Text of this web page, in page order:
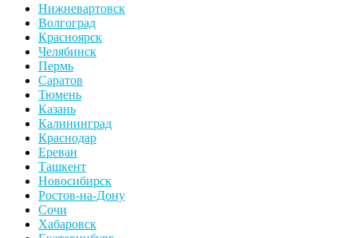
Нижневартовск
Волгоград
Красноярск
Челябинск
Пермь
Саратов
Тюмень
Казань
Калининград
Краснодар
Ереван
Ташкент
Новосибирск
Ростов-на-Дону
Сочи
Хабаровск